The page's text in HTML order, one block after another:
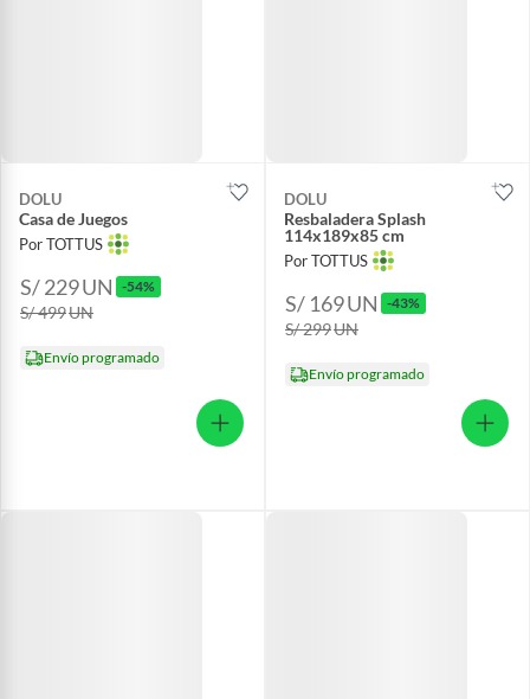
DOLU
Casa de Juegos
Por TOTTUS
S/ 229UN -54%
S/ 499UN
Envío programado
DOLU
Resbaladera Splash
114x189x85 cm
Por TOTTUS
S/ 169UN -43%
S/ 299UN
Envío programado